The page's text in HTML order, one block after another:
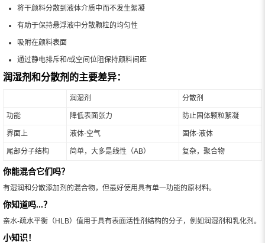
将干颜料分散到液体介质中而不发生絮凝
有助于保持悬浮液中分散颗粒的均匀性
吸附在颜料表面
通过静电排斥和/或空间位阻保持颜料间距
润湿剂和分散剂的主要差异：
润湿剂 分散剂
功能 降低表面张力 防止固体颗粒絮凝
界面上 液体-空气 固体-液体
尾部分子结构 简单，大多是线性（AB） 复杂，聚合物
你能混合它们吗？
有湿润和分散添加剂的混合物，但最好使用具有单一功能的原材料。
你知道吗...？
亲水-疏水平衡（HLB）值用于具有表面活性剂结构的分子，例如润湿剂和乳化剂。
小知识！